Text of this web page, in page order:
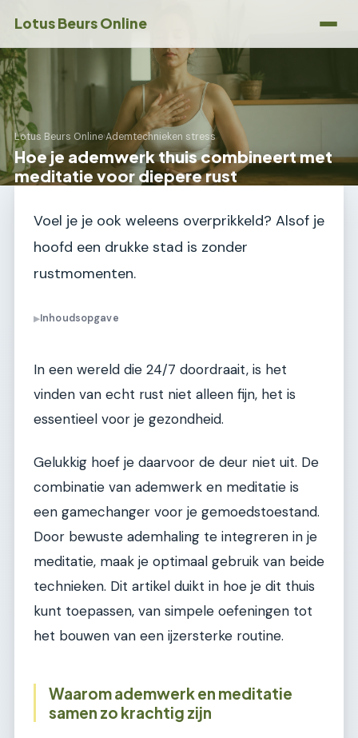
Lotus Beurs Online
Lotus Beurs Online›Ademtechnieken stress
Hoe je ademwerk thuis combineert met
meditatie voor diepere rust
Voel je je ook weleens overprikkeld? Alsof je
hoofd een drukke stad is zonder
rustmomenten.
▶Inhoudsopgave
In een wereld die 24/7 doordraait, is het
vinden van echt rust niet alleen fijn, het is
essentieel voor je gezondheid.
Gelukkig hoef je daarvoor de deur niet uit. De
combinatie van ademwerk en meditatie is
een gamechanger voor je gemoedstoestand.
Door bewuste ademhaling te integreren in je
meditatie, maak je optimaal gebruik van beide
technieken. Dit artikel duikt in hoe je dit thuis
kunt toepassen, van simpele oefeningen tot
het bouwen van een ijzersterke routine.
Waarom ademwerk en meditatie
samen zo krachtig zijn